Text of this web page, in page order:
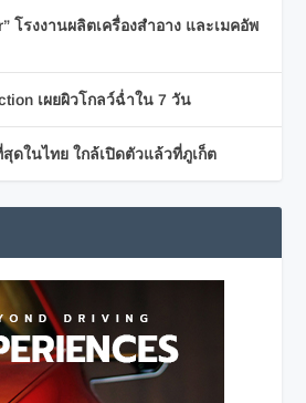
โรงงานผลิตเครื่องสำอาง และเมคอัพ
เผยผิวโกลว์ฉ่ำใน 7 วัน
ดในไทย ใกล้เปิดตัวแล้วที่ภูเก็ต